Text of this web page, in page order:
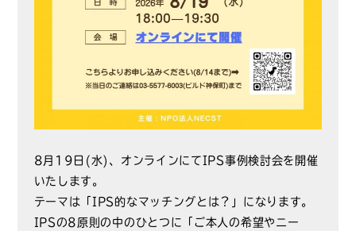
8月19日(水)、オンラインにてIPS事例検討会を開催
いたします。
テーマは「IPS的なマッチングとは？」になります。
IPSの8原則の中のひとつに「ご本人の希望やニー